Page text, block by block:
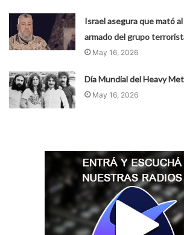
Israel asegura que mató
armado del grupo
May 16, 2026
Día Mundial del Heavy
May 16, 2026